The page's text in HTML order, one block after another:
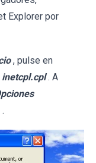
Explorer por
, pulse en
inetcpl.cpl . A
.